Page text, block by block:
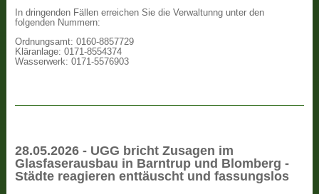
In dringenden Fällen erreichen Sie die Verwaltunng unter den
folgenden Nummern:
Ordnungsamt: 0160-8857729
Kläranlage: 0171-8554374
Wasserwerk: 0171-5576903
28.05.2026 - UGG bricht Zusagen im
Glasfaserausbau in Barntrup und Blomberg -
Städte reagieren enttäuscht und fassungslos